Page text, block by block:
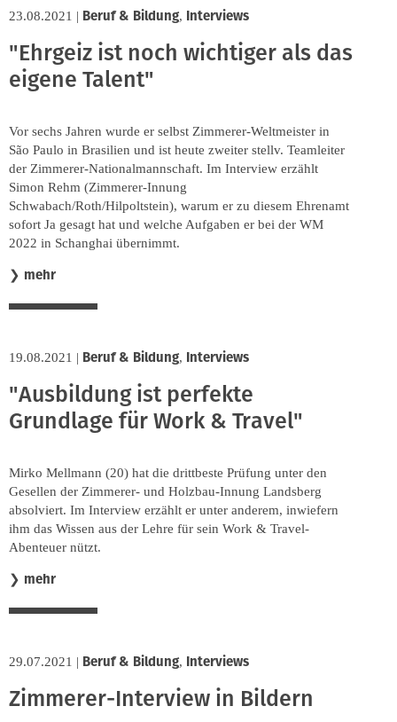
23.08.2021 | Beruf & Bildung, Interviews
"Ehrgeiz ist noch wichtiger als das
eigene Talent"
Vor sechs Jahren wurde er selbst Zimmerer-Weltmeister in
São Paulo in Brasilien und ist heute zweiter stellv. Teamleiter
der Zimmerer-Nationalmannschaft. Im Interview erzählt
Simon Rehm (Zimmerer-Innung
Schwabach/Roth/Hilpoltstein), warum er zu diesem Ehrenamt
sofort Ja gesagt hat und welche Aufgaben er bei der WM
2022 in Schanghai übernimmt.
❯ mehr
19.08.2021 | Beruf & Bildung, Interviews
"Ausbildung ist perfekte
Grundlage für Work & Travel"
Mirko Mellmann (20) hat die drittbeste Prüfung unter den
Gesellen der Zimmerer- und Holzbau-Innung Landsberg
absolviert. Im Interview erzählt er unter anderem, inwiefern
ihm das Wissen aus der Lehre für sein Work & Travel-
Abenteuer nützt.
❯ mehr
29.07.2021 | Beruf & Bildung, Interviews
Zimmerer-Interview in Bildern